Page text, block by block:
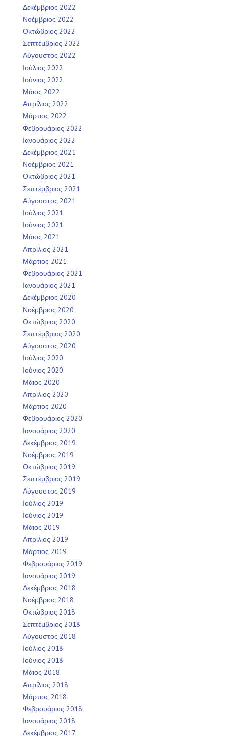
Δεκέμβριος 2022
Νοέμβριος 2022
Οκτώβριος 2022
Σεπτέμβριος 2022
Αύγουστος 2022
Ιούλιος 2022
Ιούνιος 2022
Μάιος 2022
Απρίλιος 2022
Μάρτιος 2022
Φεβρουάριος 2022
Ιανουάριος 2022
Δεκέμβριος 2021
Νοέμβριος 2021
Οκτώβριος 2021
Σεπτέμβριος 2021
Αύγουστος 2021
Ιούλιος 2021
Ιούνιος 2021
Μάιος 2021
Απρίλιος 2021
Μάρτιος 2021
Φεβρουάριος 2021
Ιανουάριος 2021
Δεκέμβριος 2020
Νοέμβριος 2020
Οκτώβριος 2020
Σεπτέμβριος 2020
Αύγουστος 2020
Ιούλιος 2020
Ιούνιος 2020
Μάιος 2020
Απρίλιος 2020
Μάρτιος 2020
Φεβρουάριος 2020
Ιανουάριος 2020
Δεκέμβριος 2019
Νοέμβριος 2019
Οκτώβριος 2019
Σεπτέμβριος 2019
Αύγουστος 2019
Ιούλιος 2019
Ιούνιος 2019
Μάιος 2019
Απρίλιος 2019
Μάρτιος 2019
Φεβρουάριος 2019
Ιανουάριος 2019
Δεκέμβριος 2018
Νοέμβριος 2018
Οκτώβριος 2018
Σεπτέμβριος 2018
Αύγουστος 2018
Ιούλιος 2018
Ιούνιος 2018
Μάιος 2018
Απρίλιος 2018
Μάρτιος 2018
Φεβρουάριος 2018
Ιανουάριος 2018
Δεκέμβριος 2017